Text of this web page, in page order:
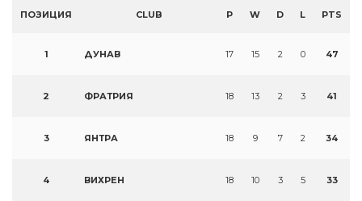
ПОЗИЦИЯ CLUB P W D L PTS
1 ДУНАВ 17 15 2 0 47
2 ФРАТРИЯ 18 13 2 3 41
3 ЯНТРА 18 9 7 2 34
4 ВИХРЕН 18 10 3 5 33